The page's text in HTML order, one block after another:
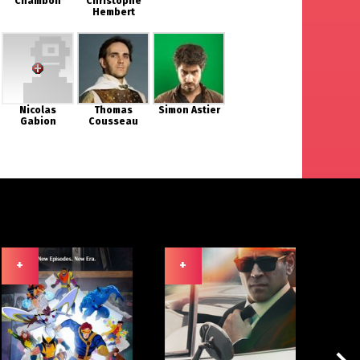
Hembert
Nicolas
Gabion
Thomas
Cousseau
Simon Astier
+ +